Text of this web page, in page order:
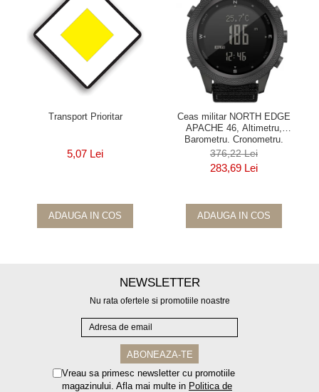
Transport Prioritar
5,07 Lei
ADAUGA IN COS
Ceas militar NORTH EDGE
APACHE 46, Altimetru,
Barometru, Cronometru,
Termometru, Pedometru, Busola
376,22 Lei
283,69 Lei
ADAUGA IN COS
NEWSLETTER
Nu rata ofertele si promotiile noastre
Vreau sa primesc newsletter cu promotiile
magazinului. Afla mai multe in Politica de